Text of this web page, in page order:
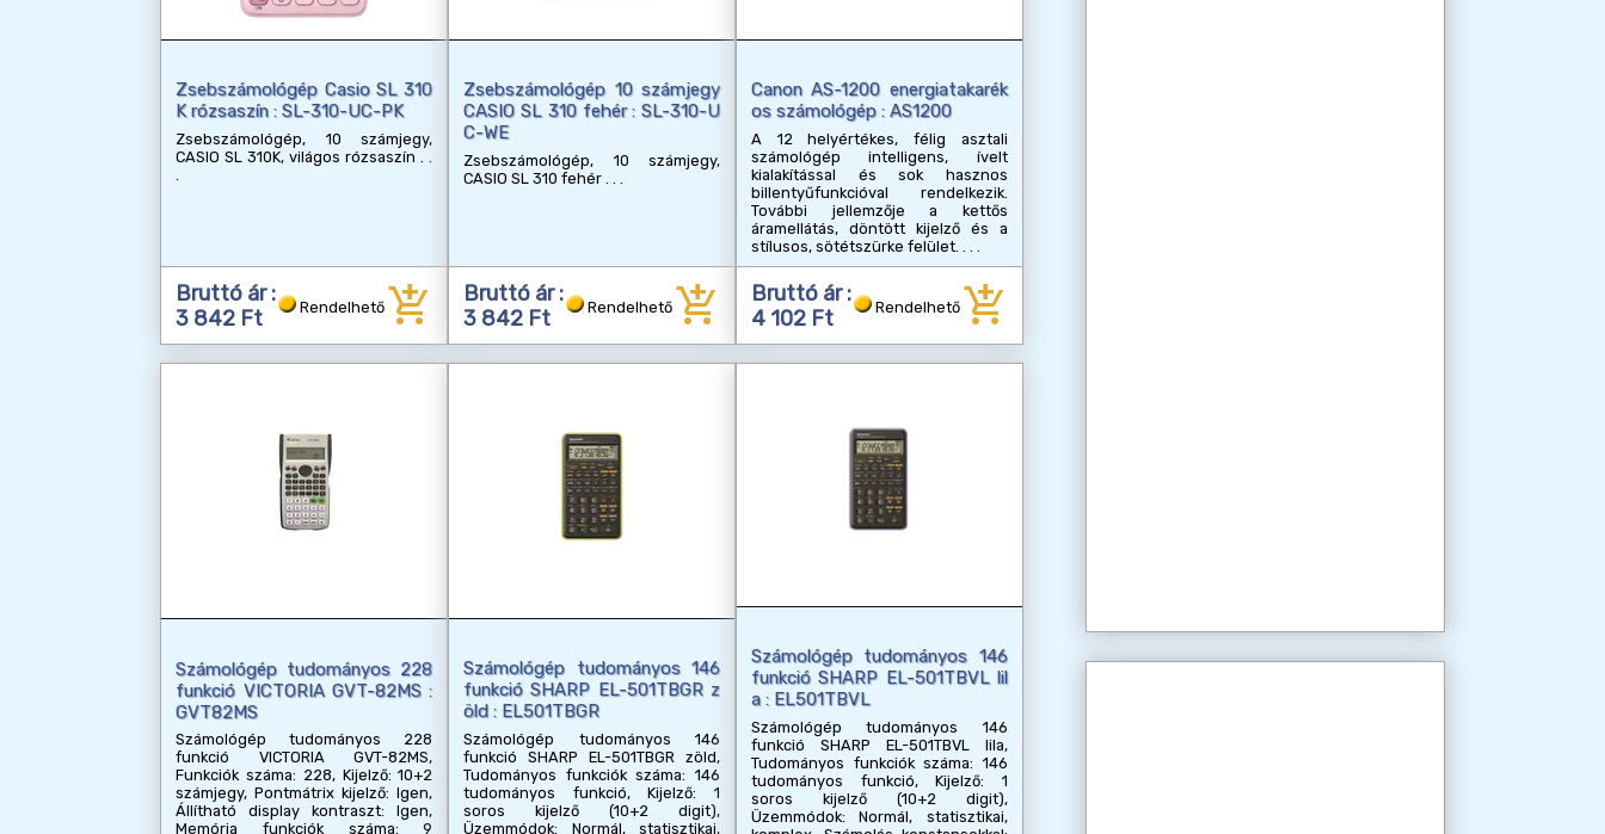
Zsebszámológép Casio SL 310
K rózsaszín : SL-310-UC-PK
Zsebszámológép, 10 számjegy,
CASIO SL 310K, világos rózsaszín
Bruttó ár :
3 842 Ft
Rendelhető add_shopping_cart
Zsebszámológép 10 számjegy
CASIO SL 310 fehér : SL-310-U
C-WE
Zsebszámológép, 10 számjegy,
CASIO SL 310 fehér
Bruttó ár :
3 842 Ft
Rendelhető add_shopping_cart
Canon AS-1200 energiatakarék
os számológép : AS1200
A 12 helyértékes, félig asztali
számológép intelligens, ívelt
kialakítással és sok hasznos
billentyűfunkcióval rendelkezik.
További jellemzője a kettős
áramellátás, döntött kijelző és a
stílusos, sötétszürke felület.
Bruttó ár :
4 102 Ft
Rendelhető add_shopping_cart
Számológép tudományos 228
funkció VICTORIA GVT-82MS :
GVT82MS
Számológép tudományos 228
funkció VICTORIA GVT-82MS,
Funkciók száma: 228, Kijelző: 10+2
számjegy, Pontmátrix kijelző: Igen,
Állítható display kontraszt: Igen,
Memória funkciók száma: 9
Számológép tudományos 146
funkció SHARP EL-501TBGR z
öld : EL501TBGR
Számológép tudományos 146
funkció SHARP EL-501TBGR zöld,
Tudományos funkciók száma: 146
tudományos funkció, Kijelző: 1
soros kijelző (10+2 digit),
Üzemmódok: Normál, statisztikai,
Számológép tudományos 146
funkció SHARP EL-501TBVL lil
a : EL501TBVL
Számológép tudományos 146
funkció SHARP EL-501TBVL lila,
Tudományos funkciók száma: 146
tudományos funkció, Kijelző: 1
soros kijelző (10+2 digit),
Üzemmódok: Normál, statisztikai,